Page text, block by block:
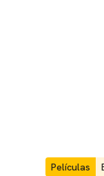
Películas